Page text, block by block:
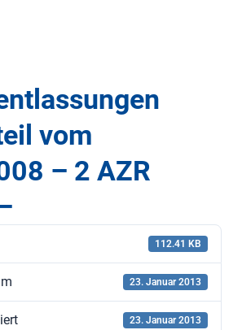
vom
– 2 AZR
112.41 KB
23. Januar 2013
23. Januar 2013